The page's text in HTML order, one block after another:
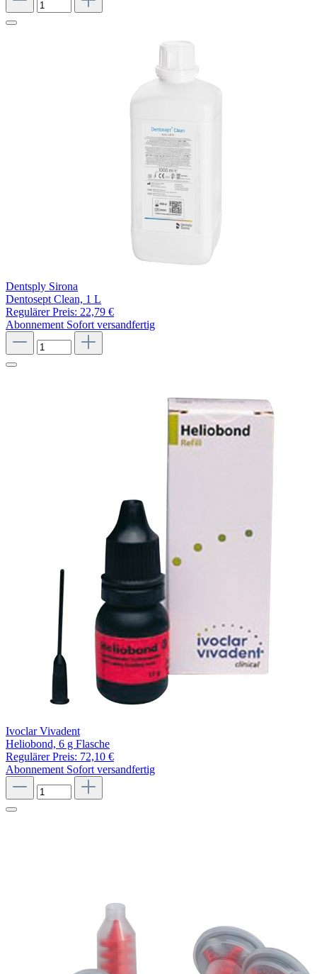
Dentsply Sirona
Dentosept Clean, 1 L
Regulärer Preis: 22,79 €
Abonnement Sofort versandfertig
Ivoclar Vivadent
Heliobond, 6 g Flasche
Regulärer Preis: 72,10 €
Abonnement Sofort versandfertig